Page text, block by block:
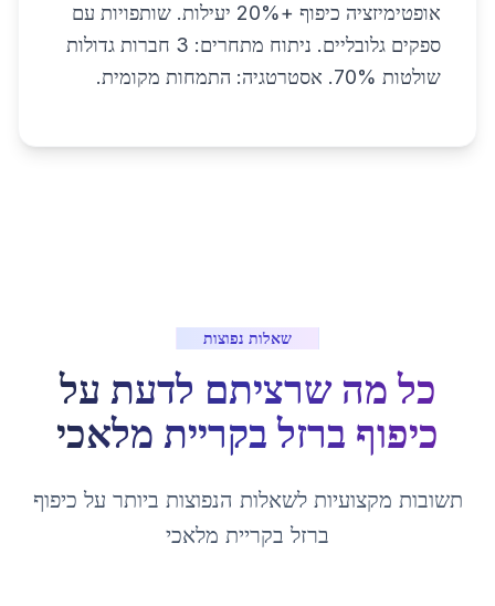
אופטימיזציה כיפוף +20% יעילות. שותפויות עם
ספקים גלובליים. ניתוח מתחרים: 3 חברות גדולות
שולטות 70%. אסטרטגיה: התמחות מקומית.
שאלות נפוצות
כל מה שרציתם לדעת על
כיפוף ברזלבקריית מלאכי
תשובות מקצועיות לשאלות הנפוצות ביותר על כיפוף
ברזל בקריית מלאכי